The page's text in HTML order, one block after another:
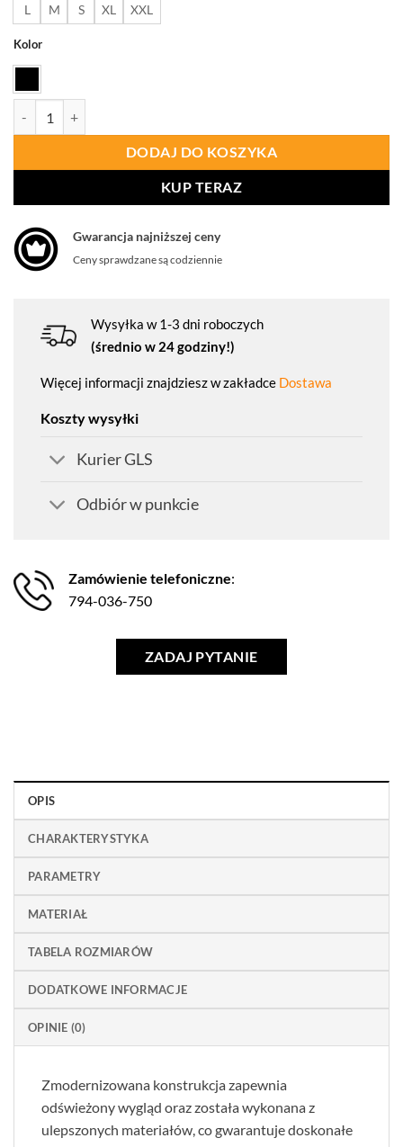
L M S XL XXL
Kolor
DODAJ DO KOSZYKA
KUP TERAZ
Gwarancja najniższej ceny
Ceny sprawdzane są codziennie
Wysyłka w 1-3 dni roboczych
(średnio w 24 godziny!)
Więcej informacji znajdziesz w zakładce Dostawa
Koszty wysyłki
Kurier GLS
Odbiór w punkcie
Zamówienie telefoniczne:
794-036-750
ZADAJ PYTANIE
OPIS
CHARAKTERYSTYKA
PARAMETRY
MATERIAŁ
TABELA ROZMIARÓW
DODATKOWE INFORMACJE
OPINIE (0)
Zmodernizowana konstrukcja zapewnia
odświeżony wygląd oraz została wykonana z
ulepszonych materiałów, co gwarantuje doskonałe